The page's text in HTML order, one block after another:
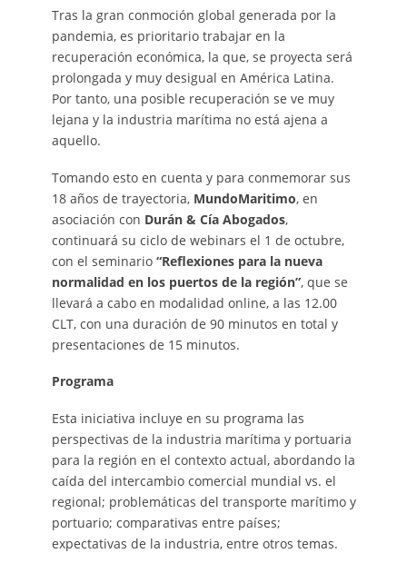
Tras la gran conmoción global generada por la
pandemia, es prioritario trabajar en la
recuperación económica, la que, se proyecta será
prolongada y muy desigual en América Latina.
Por tanto, una posible recuperación se ve muy
lejana y la industria marítima no está ajena a
aquello.
Tomando esto en cuenta y para conmemorar sus
18 años de trayectoria, MundoMaritimo, en
asociación con Durán & Cía Abogados,
continuará su ciclo de webinars el 1 de octubre,
con el seminario “Reflexiones para la nueva
normalidad en los puertos de la región”, que se
llevará a cabo en modalidad online, a las 12.00
CLT, con una duración de 90 minutos en total y
presentaciones de 15 minutos.
Programa
Esta iniciativa incluye en su programa las
perspectivas de la industria marítima y portuaria
para la región en el contexto actual, abordando la
caída del intercambio comercial mundial vs. el
regional; problemáticas del transporte marítimo y
portuario; comparativas entre países;
expectativas de la industria, entre otros temas.